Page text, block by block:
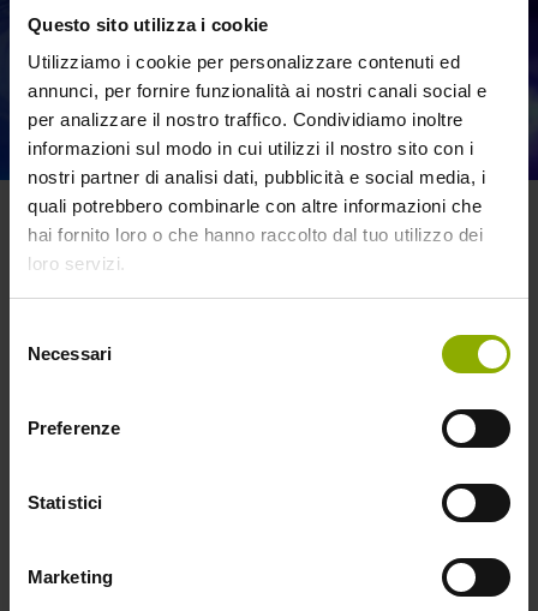
Questo sito utilizza i cookie
Utilizziamo i cookie per personalizzare contenuti ed
annunci, per fornire funzionalità ai nostri canali social e
per analizzare il nostro traffico. Condividiamo inoltre
informazioni sul modo in cui utilizzi il nostro sito con i
nostri partner di analisi dati, pubblicità e social media, i
quali potrebbero combinarle con altre informazioni che
hai fornito loro o che hanno raccolto dal tuo utilizzo dei
loro servizi.
delNecessari
Preferenze
Statistici
Marketing